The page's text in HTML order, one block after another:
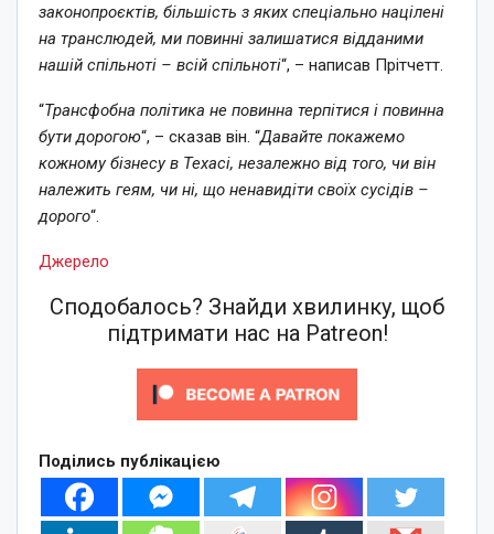
законопроєктів, більшість з яких спеціально націлені
на транслюдей, ми повинні залишатися відданими
нашій спільноті – всій спільноті“, – написав Прітчетт.
“Трансфобна політика не повинна терпітися і повинна
бути дорогою“, – сказав він. “Давайте покажемо
кожному бізнесу в Техасі, незалежно від того, чи він
належить геям, чи ні, що ненавидіти своїх сусідів –
дорого“.
Джерело
Сподобалось? Знайди хвилинку, щоб
підтримати нас на Patreon!
Поділись публікацією